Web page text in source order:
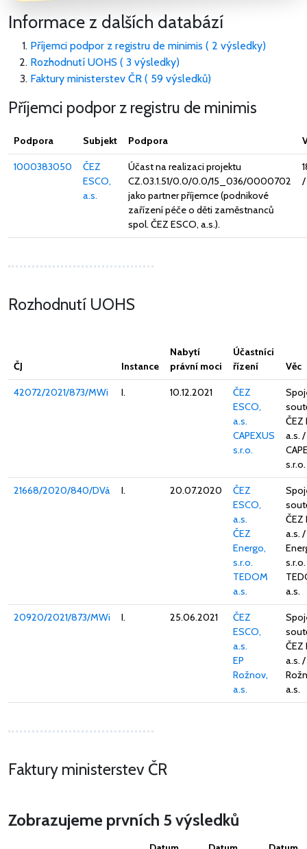
Informace z dalších databází
Příjemci podpor z registru de minimis ( 2 výsledky)
Rozhodnutí UOHS ( 3 výsledky)
Faktury ministerstev ČR ( 59 výsledků)
Příjemci podpor z registru de minimis
Podpora Subjekt Podpora
1000383050
ČEZ
ESCO,
a.s.
Účast na realizaci projektu
CZ.03.1.51/0.0/0.0/15_036/0000702
jako partner příjemce (podnikové
zařízení péče o děti zaměstnanců
spol. ČEZ ESCO, a.s.).
/
Rozhodnutí UOHS
ČJ Instance
Nabytí
právní moci
Účastníci
řízení
Věc
42072/2021/873/MWi I. 10.12.2021
ČEZ
ESCO,
a.s.
CAPEXUS
s.r.o.
ČEZ
a.s. /
s.r.o.
21668/2020/840/DVá I. 20.07.2020
ČEZ
ESCO,
a.s.
ČEZ
Energo,
s.r.o.
TEDOM
a.s.
ČEZ
a.s.
a.s.
20920/2021/873/MWi I. 25.06.2021
ČEZ
ESCO,
a.s.
EP
Rožnov,
a.s.
ČEZ
a.s. /
a.s.
Faktury ministerstev ČR
Zobrazujeme prvních 5 výsledků